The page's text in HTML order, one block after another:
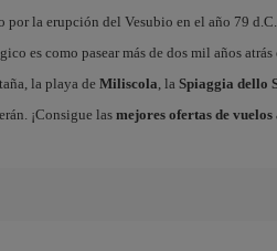
por la erupción del Vesubio en el año 79
es como pasear más de dos mil años
la playa de Miliscola, la Spiaggia dello
¡Consigue las mejores ofertas de vuelos